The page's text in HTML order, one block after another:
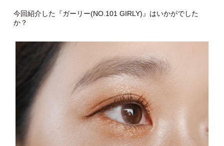
今回紹介した『ガーリー(NO.101 GIRLY)』はいかがでした
か？